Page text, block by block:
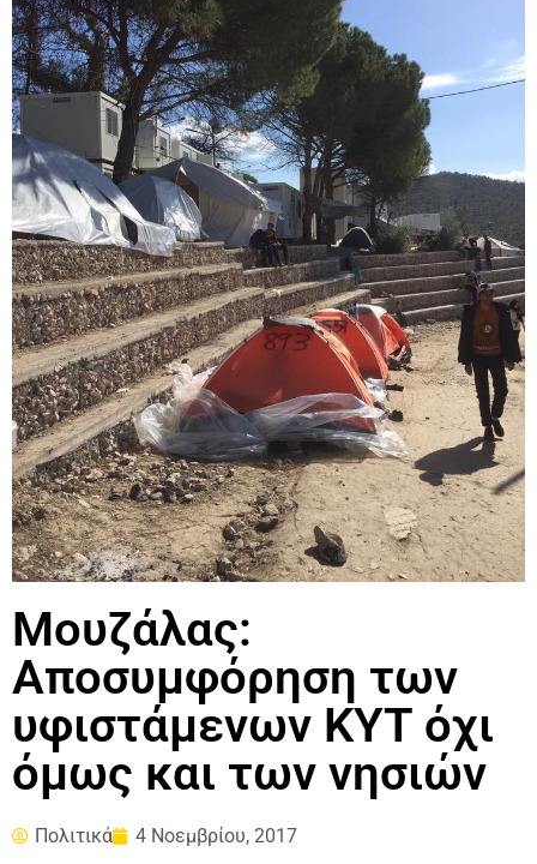
Μουζάλας:
Αποσυμφόρηση των
υφιστάμενων ΚYT όχι
όμως και των νησιών
Πολιτικά 4 Νοεμβρίου, 2017